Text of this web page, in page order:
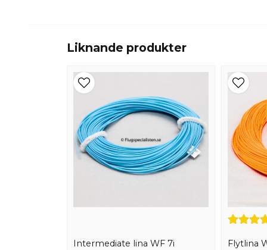
Liknande produkter
Intermediate lina WF 7i Flytlina